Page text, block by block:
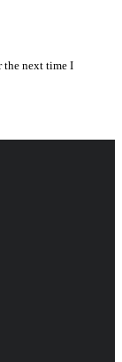
the next time I